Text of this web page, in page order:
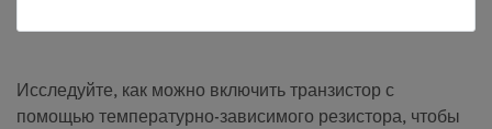
Исследуйте, как можно включить транзистор с
помощью температурно-зависимого резистора, чтобы